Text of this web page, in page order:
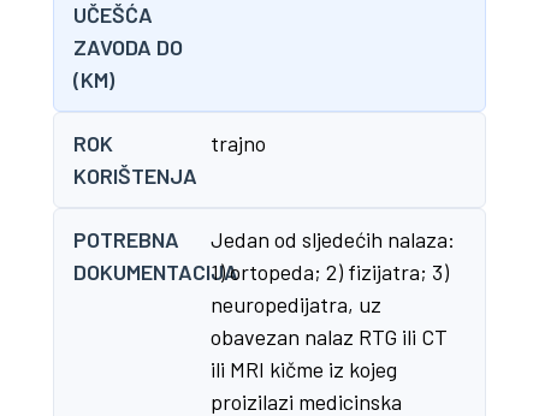
UČEŠĆA
ZAVODA DO
(KM)
ROK
KORIŠTENJA
trajno
POTREBNA
DOKUMENTACIJA
Jedan od sljedećih nalaza:
1) ortopeda; 2) fizijatra; 3)
neuropedijatra, uz
obavezan nalaz RTG ili CT
ili MRI kičme iz kojeg
proizilazi medicinska